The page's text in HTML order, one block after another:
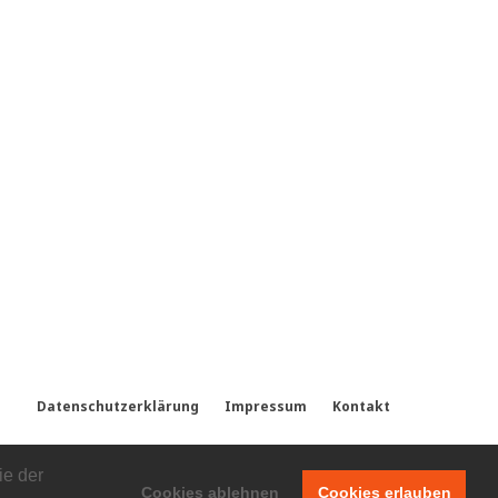
der
Cookies ablehnen Cookies erlauben
Datenschutzerklärung Impressum Kontakt